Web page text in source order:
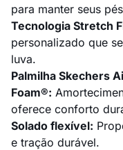
para manter seus
Tecnologia Stretch
personalizado que
luva.
Palmilha Skechers
Foam®:
oferece conforto
Solado flexível:
e tração durável.